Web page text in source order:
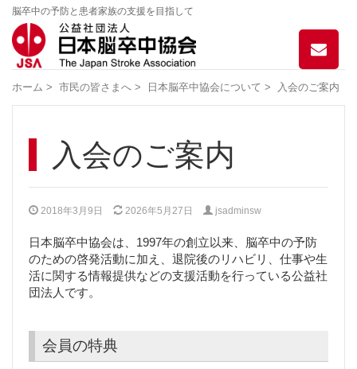
脳卒中の予防と患者家族の支援を目指して
お
問
い
合
ホーム > 市民の皆さまへ > 日本脳卒中協会について > 入会のご案内
入会のご案内
2018年3月9日 2026年5月27日 jsadminsw
日本脳卒中協会は、1997年の創立以来、脳卒中の予防
のための啓発活動に加え、退院後のリハビリ、仕事や生
活に関する情報提供などの支援活動を行っている公益社
団法人です。
会員の特典